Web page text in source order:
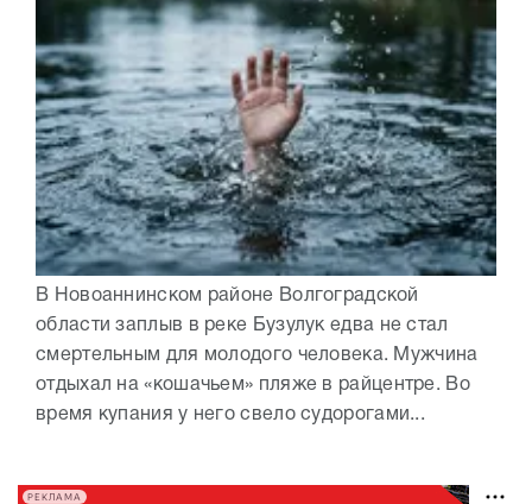
В Новоаннинском районе Волгоградской
области заплыв в реке Бузулук едва не стал
смертельным для молодого человека. Мужчина
отдыхал на «кошачьем» пляже в райцентре. Во
время купания у него свело судорогами...
РЕКЛАМА